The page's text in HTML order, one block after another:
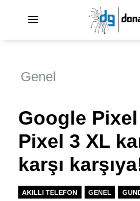
Genel
Google
Pixel 3 XL
karşı
AKILLI TELEFON GENEL